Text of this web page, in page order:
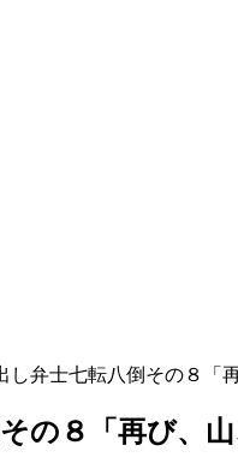
し弁士七転八倒その８「
の８「再び、